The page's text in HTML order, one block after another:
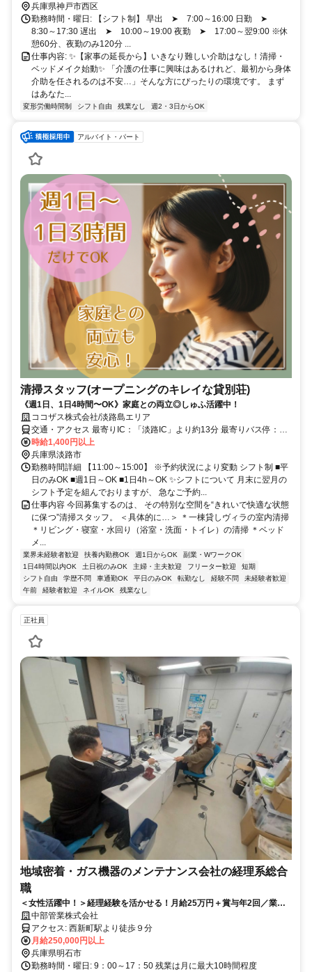
車・バイク通勤OK（無料駐車場あり） ※ガソリン代支給（距離40キ
ロで最大2万円） ▶交通費実費支給（上限20,000円／月）
兵庫県神戸市西区
勤務時間・曜日: 【シフト制】 早出 ➤ 7:00～16:00 日勤 ➤
8:30～17:30 遅出 ➤ 10:00～19:00 夜勤 ➤ 17:00～翌9:00 ※休
憩60分、夜勤のみ120分 ...
仕事内容: ✨【家事の延長から】いきなり難しい介助はなし！清掃・
ベッドメイク始動✨ 「介護の仕事に興味はあるけれど、最初から身体
介助を任されるのは不安…」そんな方にぴったりの環境です。 まず
はあなた...
変形労働時間制 シフト自由 残業なし 週2・3日からOK
アルバイト・パート
清掃スタッフ(オープニングのキレイな貸別荘)
《週1日、1日4時間〜OK》家庭との両立◎しゅふ活躍中！
ココザス株式会社/淡路島エリア
交通・アクセス 最寄りIC：「淡路IC」より約13分 最寄りバス停：
「野島江崎」より徒歩約15分
時給1,400円以上
兵庫県淡路市
勤務時間詳細 【11:00～15:00】 ※予約状況により変動 シフト制 ■平
日のみOK ■週1日～OK ■1日4h～OK ✨シフトについて 月末に翌月の
シフト予定を組んでおりますが、 急なご予約...
仕事内容 今回募集するのは、 その特別な空間を“きれいで快適な状態
に保つ”清掃スタッフ。 ＜具体的に…＞ ＊一棟貸しヴィラの室内清掃
＊リビング・寝室・水回り（浴室・洗面・トイレ）の清掃 ＊ベッド
メ...
業界未経験者歓迎 扶養内勤務OK 週1日からOK
副業・WワークOK
1日4時間以内OK
土日祝のみOK 主婦・主夫歓迎 フリーター歓迎
短期
シフト自由
学歴不問 車通勤OK 平日のみOK 転勤なし 経験不問
未経験者歓迎
午前
経験者歓迎 ネイルOK 残業なし
正社員
地域密着・ガス機器のメンテナンス会社の経理系総合
職
＜女性活躍中！＞経理経験を活かせる！月給25万円＋賞与年2回／業績
好調◎創業50年以上、大阪ガスメンテサービス会社／残業少なめ
中部管業株式会社
アクセス: 西新町駅より徒歩９分
月給250,000円以上
兵庫県明石市
勤務時間・曜日: 9：00～17：50 残業は月に最大10時間程度